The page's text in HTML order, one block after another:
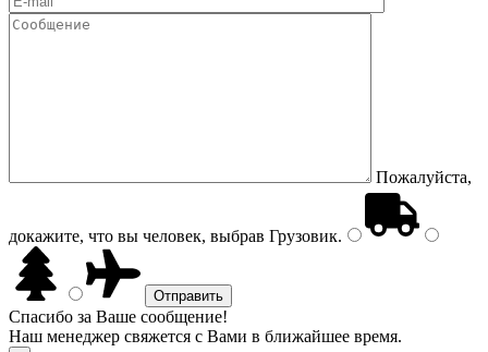
Пожалуйста,
докажите, что вы человек, выбрав Грузовик.
Спасибо за Ваше сообщение!
Наш менеджер свяжется с Вами в ближайшее время.